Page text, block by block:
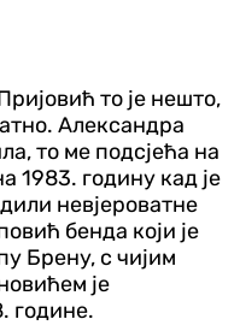
то је нешто,
Александра
то ме подсјећа на
1983. годину кад је
невјероватне
бенда који је
Брену, с чијим
је
године.